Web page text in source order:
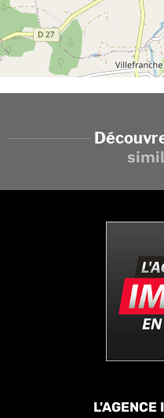
L'AGENCE